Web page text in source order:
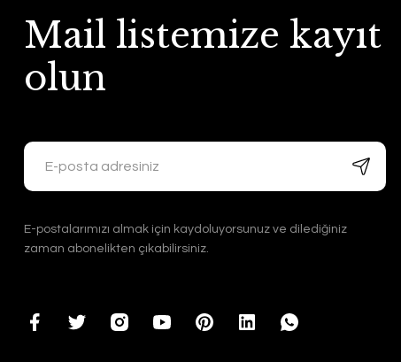
Mail listemize kayıt
olun
E-postalarımızı almak için kaydoluyorsunuz ve dilediğiniz
zaman abonelikten çıkabilirsiniz.